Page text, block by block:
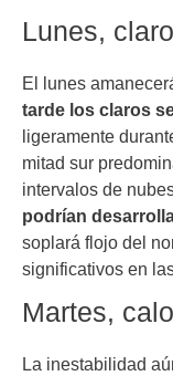
Lunes,
El lunes
tarde los claros
ligeramente
mitad sur
intervalos de
podrían
soplará flojo del
significativos en
Martes,
La inestabilidad